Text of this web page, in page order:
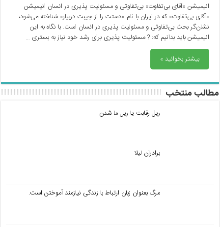
انیمیشن «آقای بی‌تفاوت» بی‌تفاوتی و مسئولیت پذیری در انسان انیمیشن
«آقای بی‌تفاوت» که در ایران با نام «دستت را از جیبت دربیار» شناخته می‌شود،
نشان‌گر بحث بی‌تفاوتی و مسئولیت پذیری در انسان است. با نگاه به این
انیمیشن باید بدانیم که: ? مسئولیت پذیری برای رشد خود نیاز به بستری …
بیشتر بخوانید »
مطالب منتخب
ریل رقابت یا ریل ما شدن
برادران لیلا
مرگ بعنوان زبان ارتباط با زندگی نیازمند آموختن است.